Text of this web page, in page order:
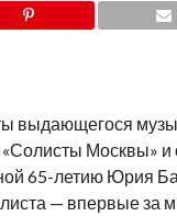
выдающегося
Москвы» и
65-летию Юрия
— впервые за